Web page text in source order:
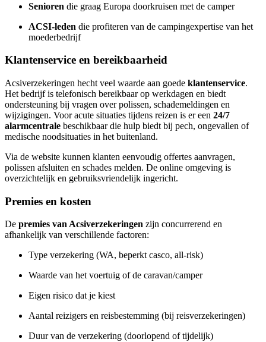
Senioren die graag Europa doorkruisen met de camper
ACSI-leden die profiteren van de campingexpertise van het
moederbedrijf
Klantenservice en bereikbaarheid
Acsiverzekeringen hecht veel waarde aan goede klantenservice.
Het bedrijf is telefonisch bereikbaar op werkdagen en biedt
ondersteuning bij vragen over polissen, schademeldingen en
wijzigingen. Voor acute situaties tijdens reizen is er een 24/7
alarmcentrale beschikbaar die hulp biedt bij pech, ongevallen of
medische noodsituaties in het buitenland.
Via de website kunnen klanten eenvoudig offertes aanvragen,
polissen afsluiten en schades melden. De online omgeving is
overzichtelijk en gebruiksvriendelijk ingericht.
Premies en kosten
De premies van Acsiverzekeringen zijn concurrerend en
afhankelijk van verschillende factoren:
Type verzekering (WA, beperkt casco, all-risk)
Waarde van het voertuig of de caravan/camper
Eigen risico dat je kiest
Aantal reizigers en reisbestemming (bij reisverzekeringen)
Duur van de verzekering (doorlopend of tijdelijk)